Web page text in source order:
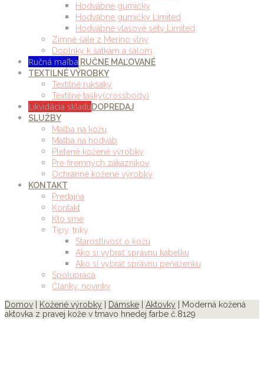
Hodvábne gumičky
Hodvábne gumičky Limited
Hodvábne vlasové sety Limited
Zimné šále z Merino vlny
Doplnky k šatkám a šálom
Ručná maľba RUČNE MAĽOVANÉ
TEXTILNÉ VÝROBKY
Textilné ruksaky
Textilné tašky(crossbody)
Likvidácia skladuDOPREDAJ
SLUŽBY
Maľba na kožu
Maľba na hodváb
Pletené kožené výrobky
Pre firemných zákazníkov
Ochranné kožené výrobky
KONTAKT
Predajňa
Kontakt
Kto sme
Tipy, triky
Starostlivosť o kožu
Ako si vybrať správnu kabelku
Ako si vybrať správnu peňaženku
Spolupráca
Články, novinky
Domov
Kožené výrobky Dámske Aktovky | Moderná kožená
aktovka z pravej kože v tmavo hnedej farbe č.8129